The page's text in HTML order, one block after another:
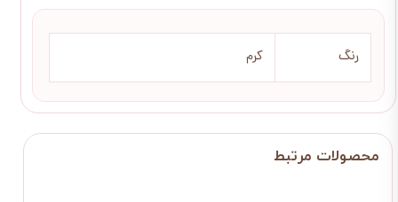
رنگ کرم